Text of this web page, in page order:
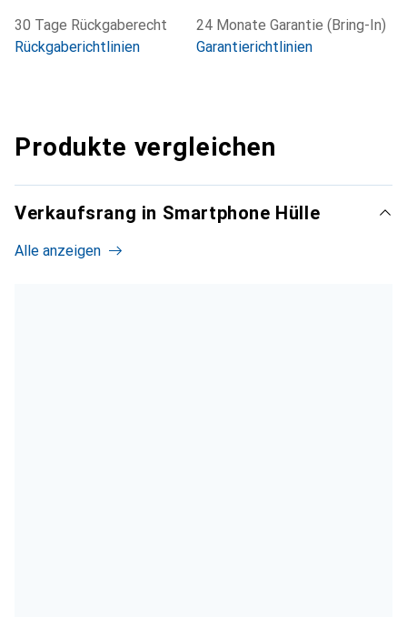
30 Tage Rückgaberecht
Rückgaberichtlinien
24 Monate Garantie (Bring-In)
Garantierichtlinien
Produkte vergleichen
Verkaufsrang in Smartphone Hülle
Alle anzeigen